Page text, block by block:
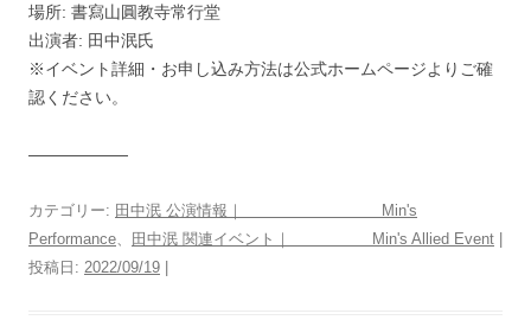
場所: 書寫山圓教寺常行堂
出演者: 田中泯氏
※イベント詳細・お申し込み方法は公式ホームページよりご確
認ください。
——————
カテゴリー: 田中泯 公演情報｜ Min's
Performance
田中泯 関連イベント｜ Min's Allied Event
投稿日: 2022/09/19